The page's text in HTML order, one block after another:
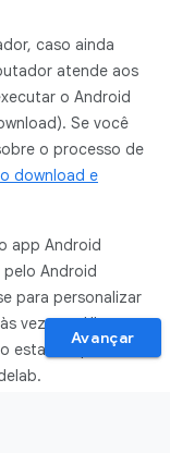
caso ainda
atende aos
o Android
Se você
o processo de
download e
app Android
Android
para personalizar
vezes, a UI
estar um pouco
Avançar